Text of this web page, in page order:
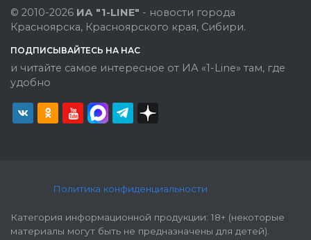
© 2010-2026 ИА "1-LINE" - новости города
Красноярска, Красноярского края, Сибири.
ПОДПИСЫВАЙТЕСЬ НА НАС
и читайте самое интересное от ИА «1-Line» там, где
удобно
Политика конфиденциальности
Категория информационной продукции: 18+ (некоторые
материалы могут быть не предназначены для детей).